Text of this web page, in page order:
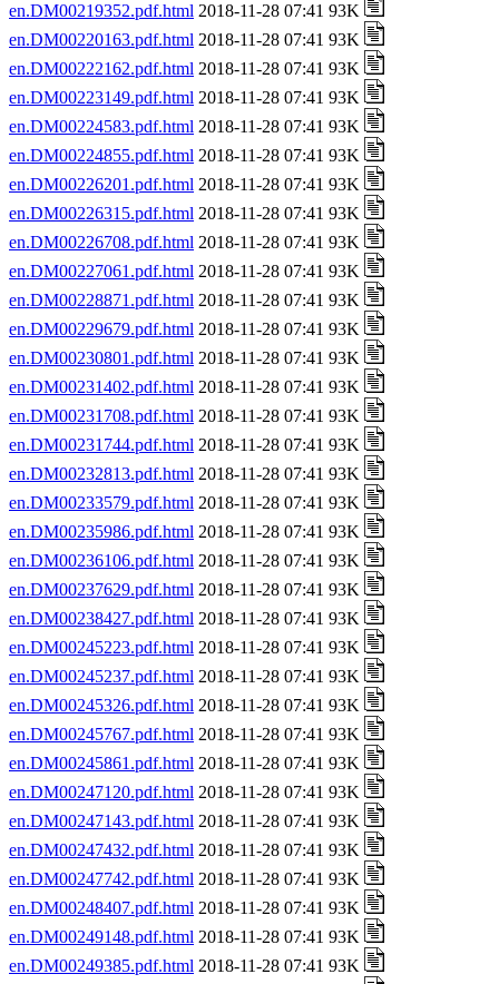
en.DM00219352.pdf.html 2018-11-28 07:41 93K
en.DM00220163.pdf.html 2018-11-28 07:41 93K
en.DM00222162.pdf.html 2018-11-28 07:41 93K
en.DM00223149.pdf.html 2018-11-28 07:41 93K
en.DM00224583.pdf.html 2018-11-28 07:41 93K
en.DM00224855.pdf.html 2018-11-28 07:41 93K
en.DM00226201.pdf.html 2018-11-28 07:41 93K
en.DM00226315.pdf.html 2018-11-28 07:41 93K
en.DM00226708.pdf.html 2018-11-28 07:41 93K
en.DM00227061.pdf.html 2018-11-28 07:41 93K
en.DM00228871.pdf.html 2018-11-28 07:41 93K
en.DM00229679.pdf.html 2018-11-28 07:41 93K
en.DM00230801.pdf.html 2018-11-28 07:41 93K
en.DM00231402.pdf.html 2018-11-28 07:41 93K
en.DM00231708.pdf.html 2018-11-28 07:41 93K
en.DM00231744.pdf.html 2018-11-28 07:41 93K
en.DM00232813.pdf.html 2018-11-28 07:41 93K
en.DM00233579.pdf.html 2018-11-28 07:41 93K
en.DM00235986.pdf.html 2018-11-28 07:41 93K
en.DM00236106.pdf.html 2018-11-28 07:41 93K
en.DM00237629.pdf.html 2018-11-28 07:41 93K
en.DM00238427.pdf.html 2018-11-28 07:41 93K
en.DM00245223.pdf.html 2018-11-28 07:41 93K
en.DM00245237.pdf.html 2018-11-28 07:41 93K
en.DM00245326.pdf.html 2018-11-28 07:41 93K
en.DM00245767.pdf.html 2018-11-28 07:41 93K
en.DM00245861.pdf.html 2018-11-28 07:41 93K
en.DM00247120.pdf.html 2018-11-28 07:41 93K
en.DM00247143.pdf.html 2018-11-28 07:41 93K
en.DM00247432.pdf.html 2018-11-28 07:41 93K
en.DM00247742.pdf.html 2018-11-28 07:41 93K
en.DM00248407.pdf.html 2018-11-28 07:41 93K
en.DM00249148.pdf.html 2018-11-28 07:41 93K
en.DM00249385.pdf.html 2018-11-28 07:41 93K